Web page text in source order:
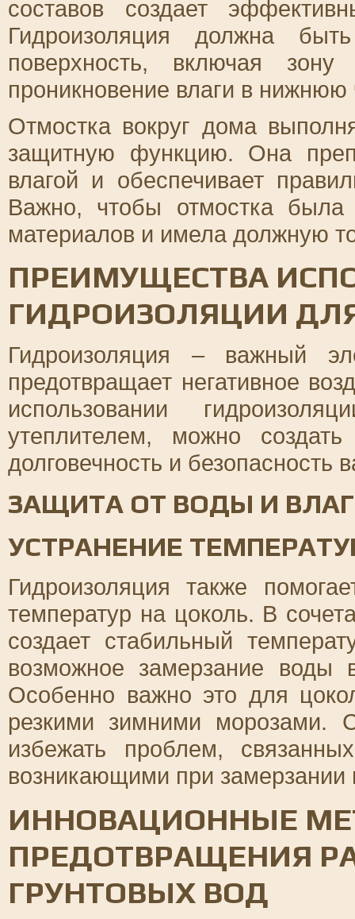
составов создает
Гидроизоляция должна
поверхность, включая зону
проникновение влаги в нижнюю
Отмостка вокруг дома
защитную функцию. Она
влагой и обеспечивает
Важно, чтобы отмостка была
материалов и имела должную
ПРЕИМУЩЕСТВА
ГИДРОИЗОЛЯЦИИ
Гидроизоляция – важный
предотвращает негативное
использовании
утеплителем, можно
долговечность и безопасность
ЗАЩИТА ОТ ВОДЫ И
УСТРАНЕНИЕ
Гидроизоляция также
температур на цоколь. В
создает стабильный
возможное замерзание воды
Особенно важно это для
резкими зимними морозами.
избежать проблем,
возникающими при замерзании
ИННОВАЦИОННЫЕ
ПРЕДОТВРАЩЕНИЯ
ГРУНТОВЫХ ВОД